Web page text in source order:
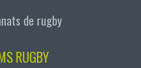
de rugby
RUGBY